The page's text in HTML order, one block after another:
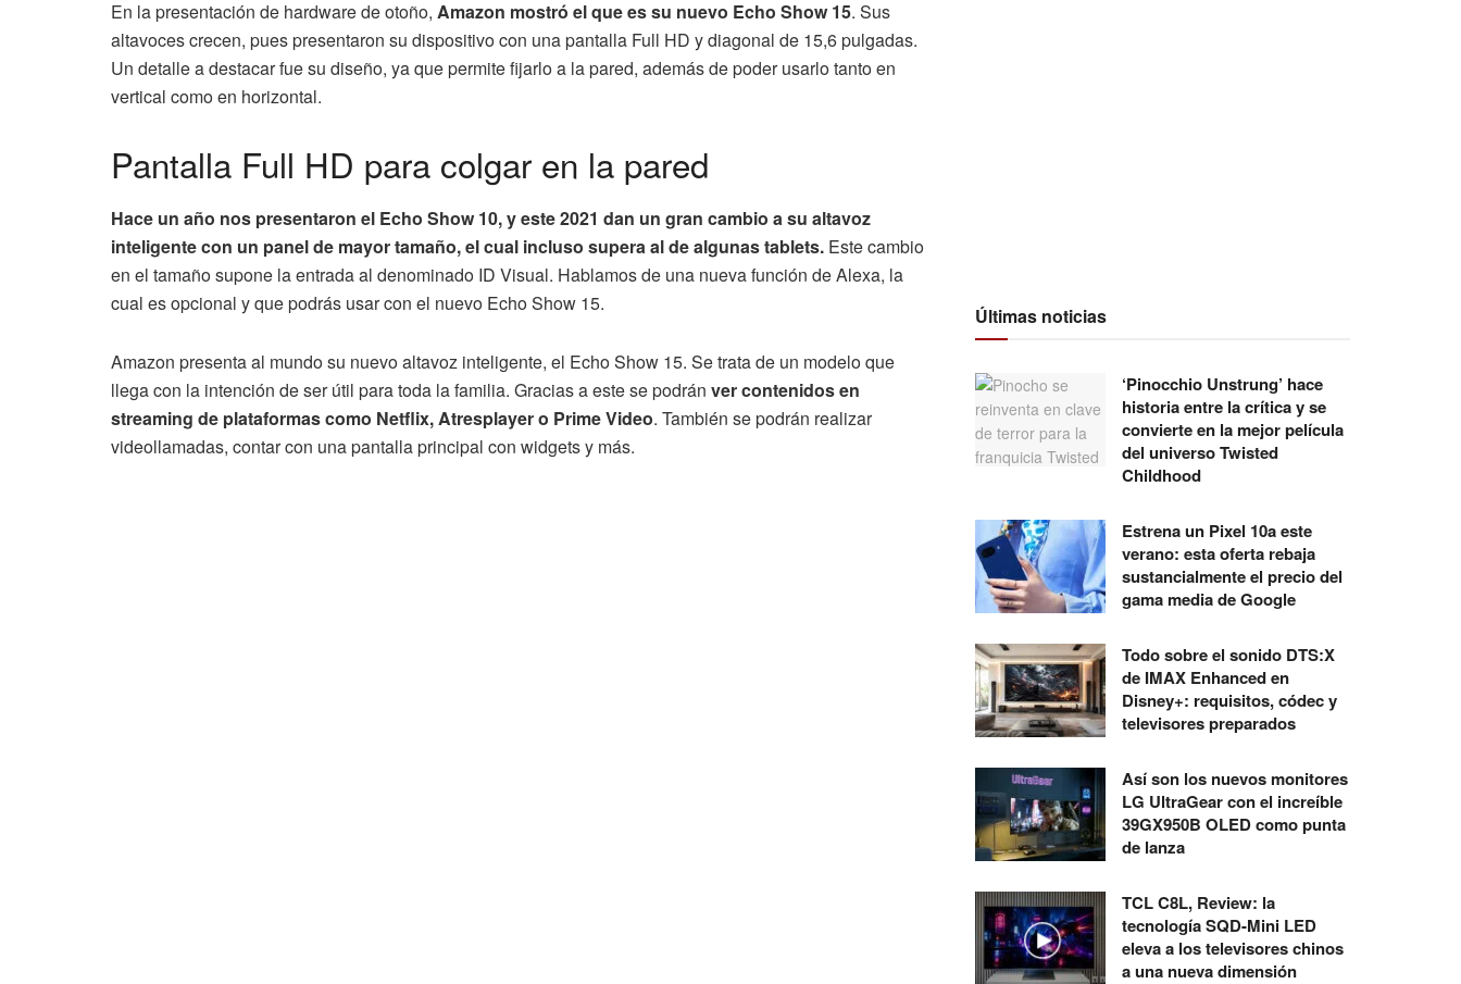
En la presentación de hardware de otoño, Amazon mostró el que es su nuevo Echo Show 15. Sus
altavoces crecen, pues presentaron su dispositivo con una pantalla Full HD y diagonal de 15,6 pulgadas.
Un detalle a destacar fue su diseño, ya que permite fijarlo a la pared, además de poder usarlo tanto en
vertical como en horizontal.
Pantalla Full HD para colgar en la pared
Hace un año nos presentaron el Echo Show 10, y este 2021 dan un gran cambio a su altavoz
inteligente con un panel de mayor tamaño, el cual incluso supera al de algunas tablets. Este cambio
en el tamaño supone la entrada al denominado ID Visual. Hablamos de una nueva función de Alexa, la
cual es opcional y que podrás usar con el nuevo Echo Show 15.
Amazon presenta al mundo su nuevo altavoz inteligente, el Echo Show 15. Se trata de un modelo que
llega con la intención de ser útil para toda la familia. Gracias a este se podrán ver contenidos en
streaming de plataformas como Netflix, Atresplayer o Prime Video. También se podrán realizar
videollamadas, contar con una pantalla principal con widgets y más.
Últimas noticias
‘Pinocchio Unstrung’ hace
historia entre la crítica y se
convierte en la mejor película
del universo Twisted
Childhood
Estrena un Pixel 10a este
verano: esta oferta rebaja
sustancialmente el precio del
gama media de Google
Todo sobre el sonido DTS:X
de IMAX Enhanced en
Disney+: requisitos, códec y
televisores preparados
Así son los nuevos monitores
LG UltraGear con el increíble
39GX950B OLED como punta
de lanza
TCL C8L, Review: la
tecnología SQD-Mini LED
eleva a los televisores chinos
a una nueva dimensión